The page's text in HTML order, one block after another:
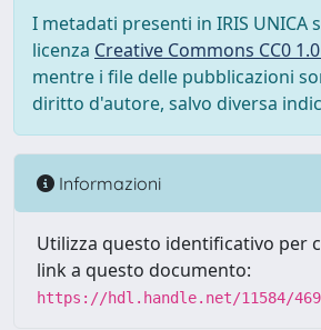
I metadati presenti in IRIS UNICA
licenza Creative Commons CC0
mentre i file delle pubblicazioni
diritto d'autore, salvo diversa
Informazioni
Utilizza questo identificativo per
link a questo documento:
https://hdl.handle.net/11584/469